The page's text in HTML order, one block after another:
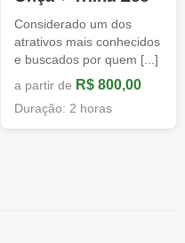
Considerado um dos
atrativos mais conhecidos
e buscados por quem [...]
a partir de R$ 800,00
Duração: 2 horas